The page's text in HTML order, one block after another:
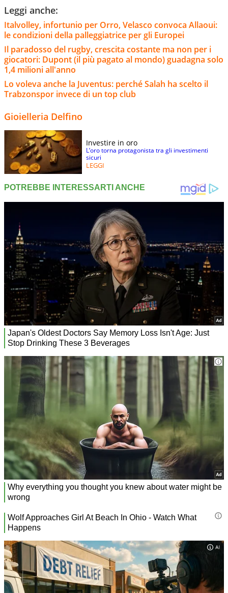
Leggi anche:
Italvolley, infortunio per Orro, Velasco convoca Allaoui:
le condizioni della palleggiatrice per gli Europei
Il paradosso del rugby, crescita costante ma non per i
giocatori: Dupont (il più pagato al mondo) guadagna solo
1,4 milioni all'anno
Lo voleva anche la Juventus: perché Salah ha scelto il
Trabzonspor invece di un top club
Gioielleria Delfino
Investire in oro
L’oro torna protagonista tra gli investimenti
sicuri
LEGGI